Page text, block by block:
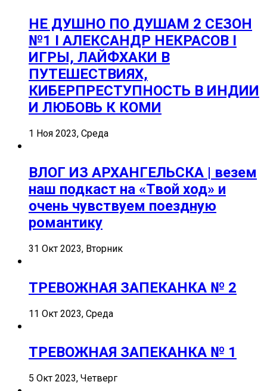
НЕ ДУШНО ПО ДУШАМ 2 СЕЗОН
№1 I АЛЕКСАНДР НЕКРАСОВ I
ИГРЫ, ЛАЙФХАКИ В
ПУТЕШЕСТВИЯХ,
КИБЕРПРЕСТУПНОСТЬ В ИНДИИ
И ЛЮБОВЬ К КОМИ
1 Ноя 2023, Среда
ВЛОГ ИЗ АРХАНГЕЛЬСКА | везем
наш подкаст на «Твой ход» и
очень чувствуем поездную
романтику
31 Окт 2023, Вторник
ТРЕВОЖНАЯ ЗАПЕКАНКА № 2
11 Окт 2023, Среда
ТРЕВОЖНАЯ ЗАПЕКАНКА № 1
5 Окт 2023, Четверг